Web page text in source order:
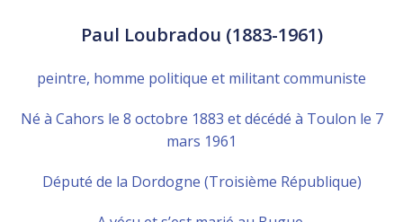
Paul Loubradou (1883-1961)
peintre, homme politique et militant communiste
Né à Cahors le 8 octobre 1883 et décédé à Toulon le 7
mars 1961
Député de la Dordogne (Troisième République)